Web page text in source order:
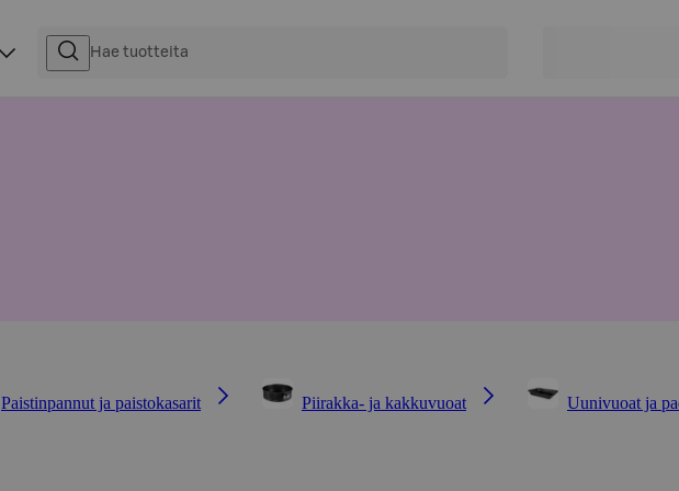
Paistinpannut ja paistokasarit Piirakka- ja kakkuvuoat Uunivuoat ja